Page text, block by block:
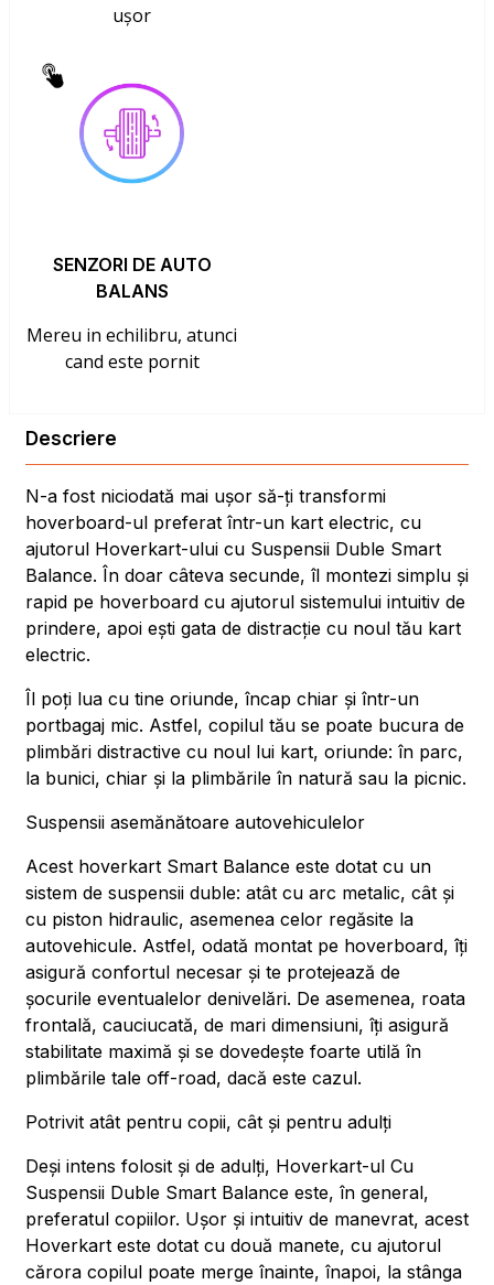
ușor
SENZORI DE AUTO
BALANS
Mereu in echilibru, atunci
cand este pornit
Descriere
N-a fost niciodată mai ușor să-ți transformi
hoverboard-ul preferat într-un kart electric, cu
ajutorul Hoverkart-ului cu Suspensii Duble Smart
Balance. În doar câteva secunde, îl montezi simplu și
rapid pe hoverboard cu ajutorul sistemului intuitiv de
prindere, apoi ești gata de distracție cu noul tău kart
electric.
Îl poți lua cu tine oriunde, încap chiar și într-un
portbagaj mic. Astfel, copilul tău se poate bucura de
plimbări distractive cu noul lui kart, oriunde: în parc,
la bunici, chiar și la plimbările în natură sau la picnic.
Suspensii asemănătoare autovehiculelor
Acest hoverkart Smart Balance este dotat cu un
sistem de suspensii duble: atât cu arc metalic, cât și
cu piston hidraulic, asemenea celor regăsite la
autovehicule. Astfel, odată montat pe hoverboard, îți
asigură confortul necesar și te protejează de
șocurile eventualelor denivelări. De asemenea, roata
frontală, cauciucată, de mari dimensiuni, îți asigură
stabilitate maximă și se dovedește foarte utilă în
plimbările tale off-road, dacă este cazul.
Potrivit atât pentru copii, cât și pentru adulți
Deși intens folosit și de adulți, Hoverkart-ul Cu
Suspensii Duble Smart Balance este, în general,
preferatul copiilor. Ușor și intuitiv de manevrat, acest
Hoverkart este dotat cu două manete, cu ajutorul
cărora copilul poate merge înainte, înapoi, la stânga